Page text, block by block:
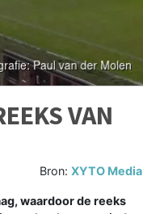
VAN
Bron:XYTO Media
waardoor de reeks